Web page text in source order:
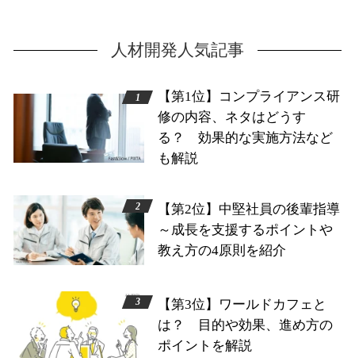
人材開発人気記事
【第1位】コンプライアンス研
修の内容、ネタはどうす
る？ 効果的な実施方法など
も解説
【第2位】中堅社員の後輩指導
～成長を支援するポイントや
教え方の4原則を紹介
【第3位】ワールドカフェと
は？ 目的や効果、進め方の
ポイントを解説